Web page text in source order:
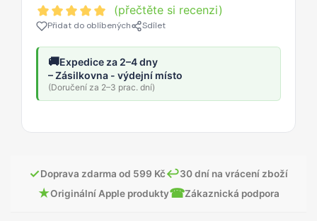
(přečtěte si recenzi)
Přidat do oblíbených Sdílet
🚚Expedice za 2–4 dny
– Zásilkovna - výdejní místo
(Doručení za 2–3 prac. dní)
✓Doprava zdarma od 599 Kč↩30 dní na vrácení zboží
★Originální Apple produkty☎Zákaznická podpora